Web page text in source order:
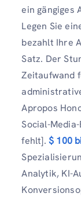
ein gängiges
Legen Sie
bezahlt Ihre
Satz. Der
Zeitaufwand
Apropos
Social-
fehlt]. $ 100
Analytik, KI-